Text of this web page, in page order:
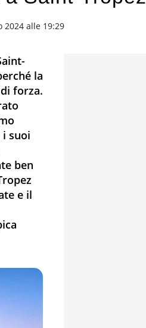
2024 alle 19:29
la
forza.
i suoi
ben
e il